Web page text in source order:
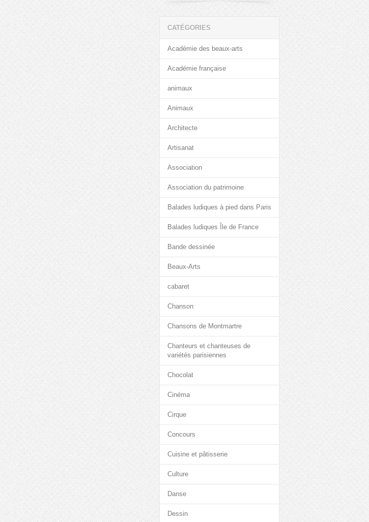
CATÉGORIES
Académie des beaux-arts
Académie française
animaux
Animaux
Architecte
Artisanat
Association
Association du patrimoine
Balades ludiques à pied dans Paris
Balades ludiques Île de France
Bande dessinée
Beaux-Arts
cabaret
Chanson
Chansons de Montmartre
Chanteurs et chanteuses de
variétés parisiennes
Chocolat
Cinéma
Cirque
Concours
Cuisine et pâtisserie
Culture
Danse
Dessin